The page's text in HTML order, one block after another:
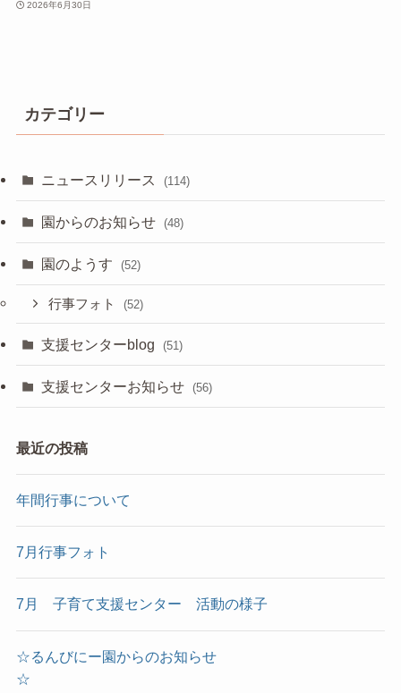
2026年6月30日
カテゴリー
ニュースリリース (114)
園からのお知らせ (48)
園のようす (52)
行事フォト (52)
支援センターblog (51)
支援センターお知らせ (56)
最近の投稿
年間行事について
7月行事フォト
7月 子育て支援センター 活動の様子
☆るんびにー園からのお知らせ
☆